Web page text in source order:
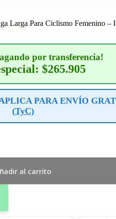
Larga Para Ciclismo Femenino –
por transferencia!
$265.905
PARA ENVÍO
(TyC)
al carrito